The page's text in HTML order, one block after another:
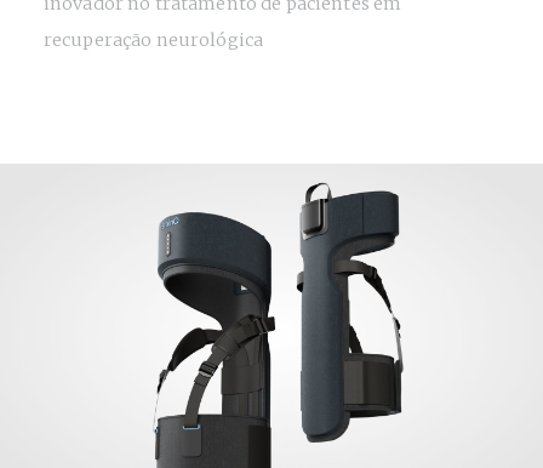
recuperação neurológica